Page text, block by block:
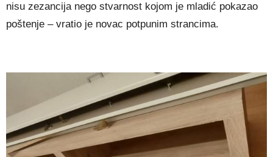
nisu zezancija nego stvarnost kojom je mladić pokazao
poštenje – vratio je novac potpunim strancima.